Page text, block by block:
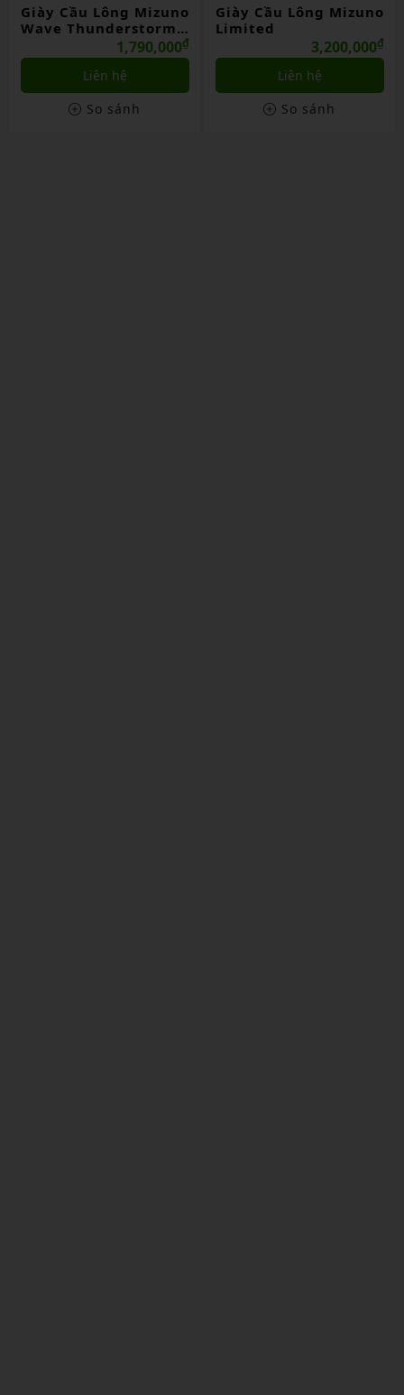
Giày Cầu Lông Mizuno
Wave Thunderstorm
(v1ga222121) Đen
1,790,000₫
Liên hệ
So sánh
Giày Cầu Lông Mizuno
Limited
3,200,000₫
Liên hệ
So sánh